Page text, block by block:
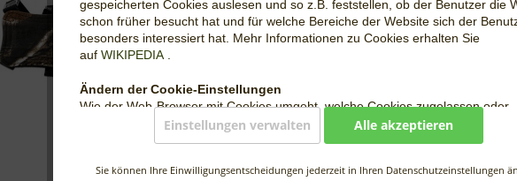
gespeicherten Cookies auslesen und so z.B. feststellen, ob der Benutzer die
schon früher besucht hat und für welche Bereiche der Website sich der
besonders interessiert hat. Mehr Informationen zu Cookies erhalten Sie
auf WIKIPEDIA
Ändern der Cookie-Einstellungen
Wie der Web-Browser mit Cookies umgeht, welche Cookies zugelassen oder
abgelehnt werden, kann der Benutzer in den Einstellungen des Web-Browsers
festlegen. Wo genau sich diese Einstellungen befinden, hängt vom jeweiligen
Web-Browsers aufgerufen werden. Wenn die Nutzung von Cookies
Einstellungen verwalten Alle akzeptieren
Sie können Ihre Einwilligungsentscheidungen jederzeit in Ihren Datenschutzeinstellungen
Lieferzeit